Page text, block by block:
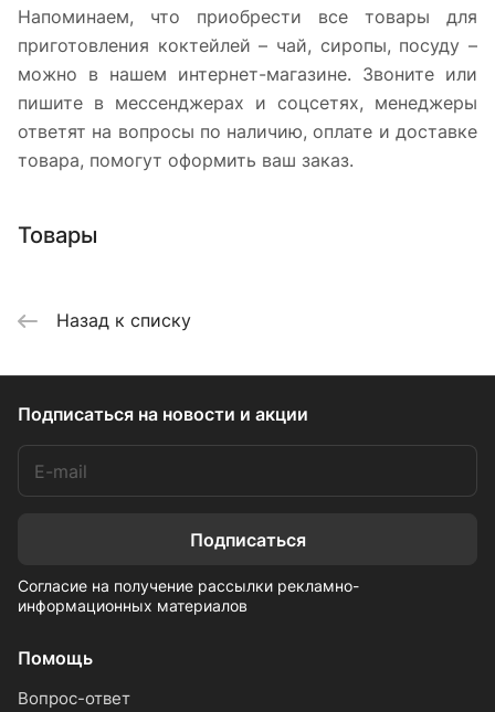
Напоминаем, что приобрести все товары для
приготовления коктейлей – чай, сиропы, посуду –
можно в нашем интернет-магазине. Звоните или
пишите в мессенджерах и соцсетях, менеджеры
ответят на вопросы по наличию, оплате и доставке
товара, помогут оформить ваш заказ.
Товары
Назад к списку
Подписаться на новости и акции
Подписаться
Согласие на получение рассылки рекламно-
информационных материалов
Помощь
Вопрос-ответ